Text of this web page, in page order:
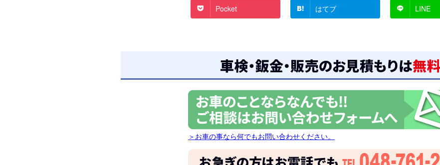
Pocket はてブ LINE
＞お車の事なら何でもお問い合わせください。